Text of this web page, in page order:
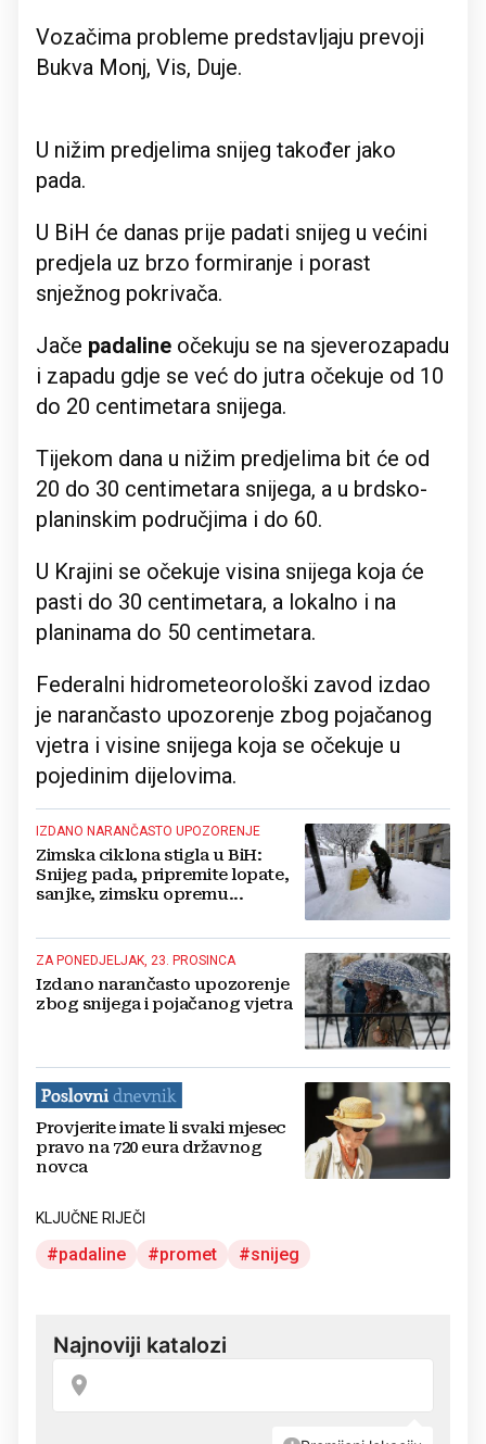
Vozačima probleme predstavljaju prevoji
Bukva Monj, Vis, Duje.
U nižim predjelima snijeg također jako
pada.
U BiH će danas prije padati snijeg u većini
predjela uz brzo formiranje i porast
snježnog pokrivača.
Jače padaline očekuju se na sjeverozapadu
i zapadu gdje se već do jutra očekuje od 10
do 20 centimetara snijega.
Tijekom dana u nižim predjelima bit će od
20 do 30 centimetara snijega, a u brdsko-
planinskim područjima i do 60.
U Krajini se očekuje visina snijega koja će
pasti do 30 centimetara, a lokalno i na
planinama do 50 centimetara.
Federalni hidrometeorološki zavod izdao
je narančasto upozorenje zbog pojačanog
vjetra i visine snijega koja se očekuje u
pojedinim dijelovima.
IZDANO NARANČASTO UPOZORENJE
Zimska ciklona stigla u BiH:
Snijeg pada, pripremite lopate,
sanjke, zimsku opremu...
ZA PONEDJELJAK, 23. PROSINCA
Izdano narančasto upozorenje
zbog snijega i pojačanog vjetra
Provjerite imate li svaki mjesec
pravo na 720 eura državnog
novca
KLJUČNE RIJEČI
padaline promet snijeg